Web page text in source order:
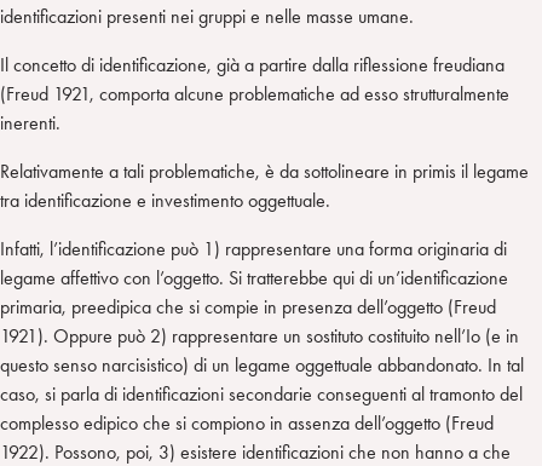
identificazioni presenti nei gruppi e nelle masse umane.
Il concetto di identificazione, già a partire dalla riflessione freudiana
(Freud 1921, comporta alcune problematiche ad esso strutturalmente
inerenti.
Relativamente a tali problematiche, è da sottolineare in primis il legame
tra identificazione e investimento oggettuale.
Infatti, l’identificazione può 1) rappresentare una forma originaria di
legame affettivo con l’oggetto. Si tratterebbe qui di un’identificazione
primaria, preedipica che si compie in presenza dell’oggetto (Freud
1921). Oppure può 2) rappresentare un sostituto costituito nell’Io (e in
questo senso narcisistico) di un legame oggettuale abbandonato. In tal
caso, si parla di identificazioni secondarie conseguenti al tramonto del
complesso edipico che si compiono in assenza dell’oggetto (Freud
1922). Possono, poi, 3) esistere identificazioni che non hanno a che